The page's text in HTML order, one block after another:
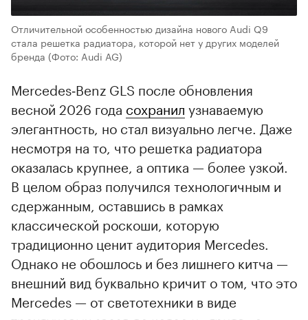
Отличительной особенностью дизайна нового Audi Q9
стала решетка радиатора, которой нет у других моделей
бренда (Фото: Audi AG)
Mercedes‑Benz GLS после обновления
весной 2026 года сохранил узнаваемую
элегантность, но стал визуально легче. Даже
несмотря на то, что решетка радиатора
оказалась крупнее, а оптика — более узкой.
В целом образ получился технологичным и
сдержанным, оставшись в рамках
классической роскоши, которую
традиционно ценит аудитория Mercedes.
Однако не обошлось и без лишнего китча —
внешний вид буквально кричит о том, что это
Mercedes — от светотехники в виде